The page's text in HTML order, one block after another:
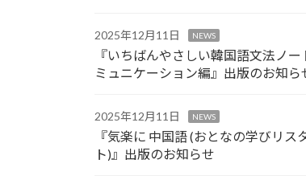
2025年12月11日 NEWS
『いちばんやさしい韓国語文法ノ
ミュニケーション編』出版のお知ら
2025年12月11日 NEWS
『気楽に 中国語 (おとなの学びリス
ト)』出版のお知らせ